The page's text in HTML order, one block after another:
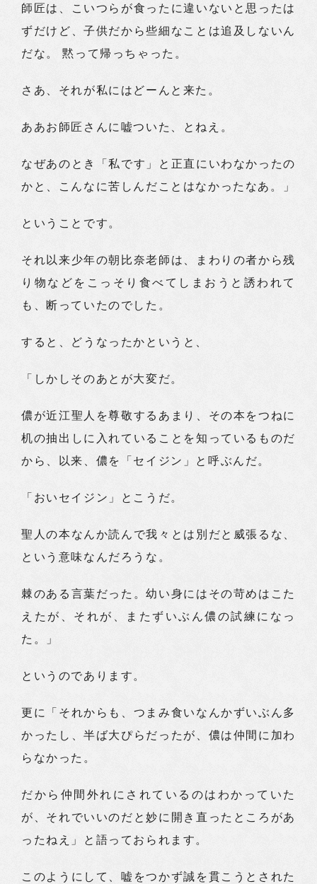
師匠は、こいつらが食ったに違いないと思ったは
ずだけど、子供だから些細なことは追及しないん
だな。 黙って帰っちゃった。
さあ、それが私にはどーんと来た。
ああお師匠さんに嘘ついた、とねえ。
なぜあのとき「私です」と正直にいわなかったの
かと、こんなに苦しんだことはなかったなあ。」
ということです。
それ以来少年の朝比奈老師は、まわりの者から残
り物などをこっそり食べてしまおうと誘われて
も、断っていたのでした。
すると、どうなったかというと、
「しかしそのあとが大変だ。
儂が近江聖人を尊敬するあまり、その本をつねに
机の抽出しに入れていることを知っているものだ
から、以来、儂を「セイジン」と呼ぶんだ。
「おいセイジン」とこうだ。
聖人の本なんか読んで我々とは別だと威張るな、
という意味なんだろうな。
棘のある言葉だった。幼い身にはその苛めはこた
えたが、それが、またずいぶん儂の試練になっ
た。」
というのであります。
更に「それからも、つまみ食いなんかずいぶん多
かったし、半ば大ぴらだったが、儂は仲間に加わ
らなかった。
だから仲間外れにされているのはわかっていた
が、それでいいのだと妙に開き直ったところがあ
ったねえ」と語っておられます。
このようにして、嘘をつかず誠を貫こうとされた